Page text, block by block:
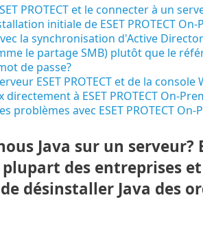
PROTECT et le connecter à un
initiale de ESET PROTECT On-
la synchronisation d'Active
le partage SMB) plutôt que le
de passe?
ESET PROTECT et de la console
à ESET PROTECT On-
problèmes avec ESET PROTECT
Java sur un serveur?
des entreprises
désinstaller Java des